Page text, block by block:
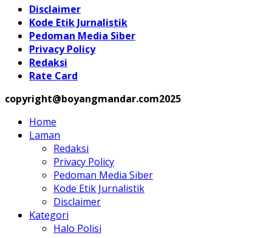
Disclaimer
Kode Etik Jurnalistik
Pedoman Media Siber
Privacy Policy
Redaksi
Rate Card
copyright@boyangmandar.com2025
Home
Laman
Redaksi
Privacy Policy
Pedoman Media Siber
Kode Etik Jurnalistik
Disclaimer
Kategori
Halo Polisi